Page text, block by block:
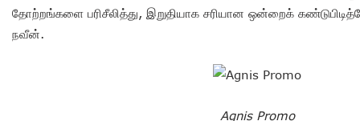
தோற்றங்களை பரிசீலித்து, இறுதியாக சரியான ஒன்றைக்
நவீன்.
Agnis Promo